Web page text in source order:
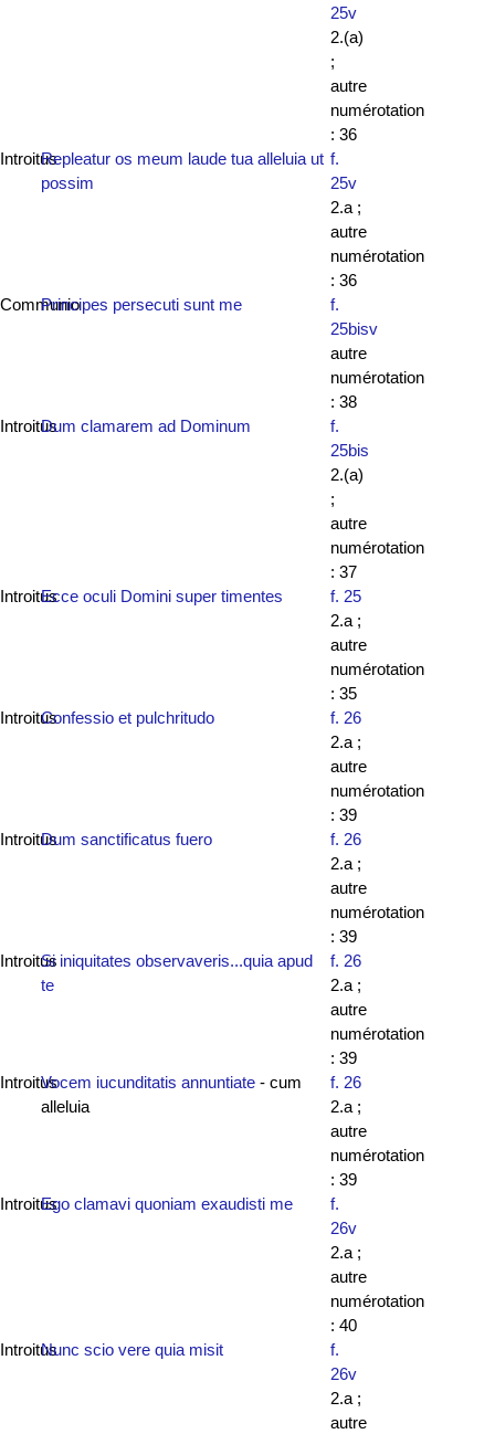
25v
2.(a)
;
autre
numérotation
: 36
IntroitusRepleatur os meum laude tua alleluia ut
possim
f.
25v
2.a ;
autre
numérotation
: 36
CommunioPrincipes persecuti sunt me
f.
25bisv
autre
numérotation
: 38
IntroitusDum clamarem ad Dominum
f.
25bis
2.(a)
;
autre
numérotation
: 37
IntroitusEcce oculi Domini super timentes
f. 25
2.a ;
autre
numérotation
: 35
IntroitusConfessio et pulchritudo
f. 26
2.a ;
autre
numérotation
: 39
IntroitusDum sanctificatus fuero
f. 26
2.a ;
autre
numérotation
: 39
IntroitusSi iniquitates observaveris...quia apud
te
f. 26
2.a ;
autre
numérotation
: 39
IntroitusVocem iucunditatis annuntiate - cum
alleluia
f. 26
2.a ;
autre
numérotation
: 39
IntroitusEgo clamavi quoniam exaudisti me
f.
26v
2.a ;
autre
numérotation
: 40
IntroitusNunc scio vere quia misit
f.
26v
2.a ;
autre